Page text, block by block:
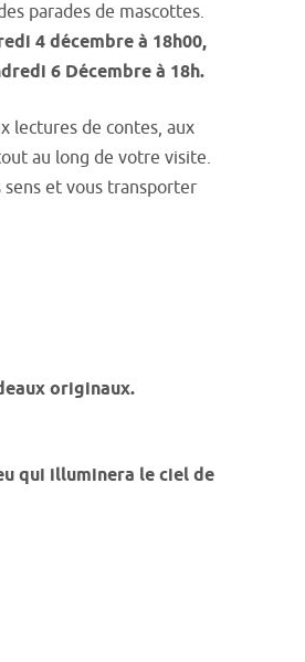
parades de mascottes.
4 décembre à 18h00,
6 Décembre à 18h.
lectures de contes, aux
au long de votre visite.
et vous transporter
originaux.
qui illuminera le ciel de